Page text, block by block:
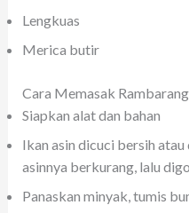
Lengkuas
Merica butir
Cara Memasak Rambarang
Siapkan alat dan bahan
Ikan asin dicuci bersih
asinnya berkurang, lalu
Panaskan minyak, tumis